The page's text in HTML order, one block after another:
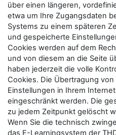
über einen längeren,
etwa um Ihre Zugangsdaten
Systems zu einem späteren
und gespeicherte
Cookies werden auf dem
und von diesem an die Seite
haben jederzeit die volle
Cookies. Die Übertragung
Einstellungen in Ihrem
eingeschränkt werden. Die
zu jedem Zeitpunkt gelöscht
Wenn Sie die technisch
das E-Learningsystem der